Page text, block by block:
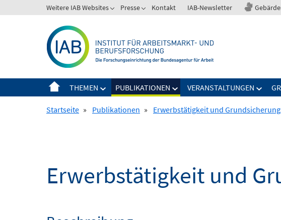
zum
Weitere IAB Websites Presse Kontakt IAB-Newsletter
THEMEN PUBLIKATIONEN VERANSTALTUNGEN
Startseite » Publikationen » Erwerbstätigkeit und
Erwerbstätigkeit und